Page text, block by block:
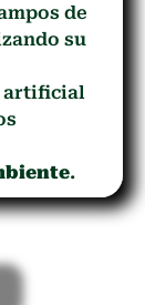
de
su
artificial
.